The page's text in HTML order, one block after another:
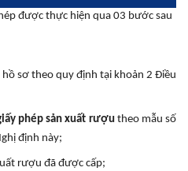
được thực hiện qua 03 bước sau
sơ theo quy định tại khoản 2 Điều
phép sản xuất rượutheo mẫu số
định này;
rượu đã được cấp;